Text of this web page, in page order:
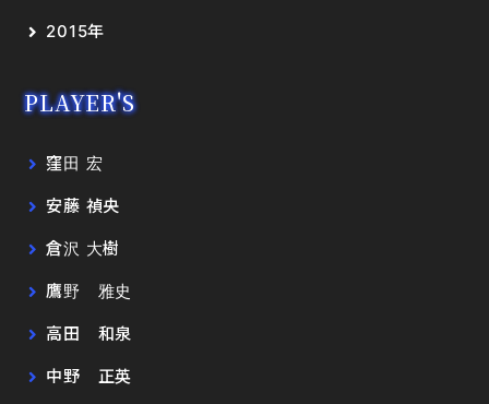
2015年
PLAYER'S
窪田 宏
安藤 禎央
倉沢 大樹
鷹野 雅史
高田 和泉
中野 正英